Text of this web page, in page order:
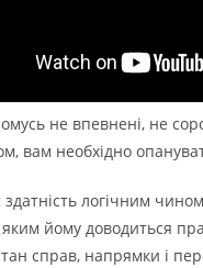
не впевнені, не
вам необхідно
логічним
йому доводиться
справ, напрямки і